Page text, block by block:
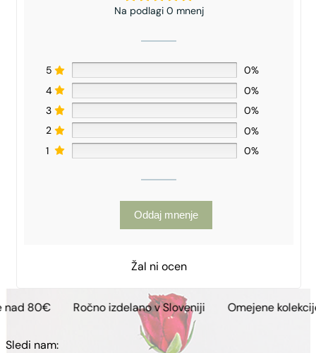
Na podlagi 0 mnenj
5
0%
4
0%
3
0%
2
0%
1
0%
Oddaj mnenje
Žal ni ocen
Ročno izdelano v Sloveniji Omejene kolekcije
Sledi nam: